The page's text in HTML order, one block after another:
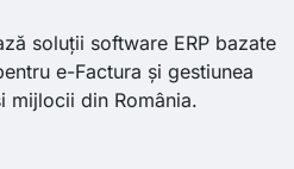
soluții software ERP bazate
e-Factura și gestiunea
mijlocii din România.